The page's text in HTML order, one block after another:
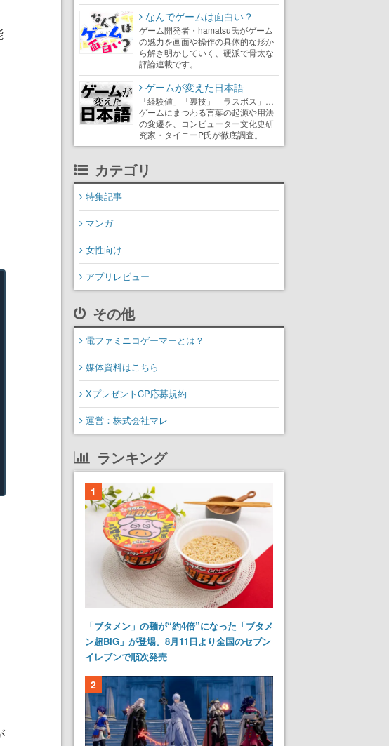
なんでゲームは面白い？
ゲーム開発者・hamatsu氏がゲーム
の魅力を画面や操作の具体的な形か
ら解き明かしていく、硬派で骨太な
評論連載です。
ゲームが変えた日本語
「経験値」「裏技」「ラスボス」…
ゲームにまつわる言葉の起源や用法
の変遷を、コンピューター文化史研
究家・タイニーP氏が徹底調査。
カテゴリ
特集記事
マンガ
女性向け
アプリレビュー
その他
電ファミニコゲーマーとは？
媒体資料はこちら
XプレゼントCP応募規約
運営：株式会社マレ
ランキング
1
「ブタメン」の麺が“約4倍”になった「ブタメ
ン超BIG」が登場。8月11日より全国のセブン
イレブンで順次発売
2